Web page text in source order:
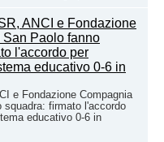
e Fondazione Compagnia
squadra: firmato l'accordo
educativo 0-6 in